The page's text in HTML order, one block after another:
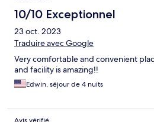
10/10 Exceptionnel
23 oct. 2023
Traduire avec Google
Very comfortable and convenient
and facility is amazing!!
Edwin, séjour de 4 nuits